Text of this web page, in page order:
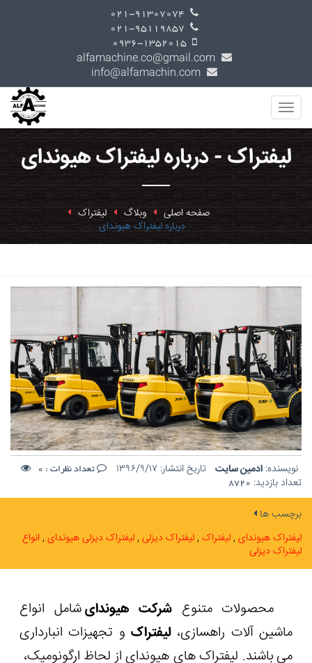
لیفتراک - درباره لیفتراک هیوندای
صفحه اصلی وبلاگ لیفتراک
درباره لیفتراک هیوندای
نویسنده: ادمین سایت تاریخ انتشار: ۱۳۹۶/۹/۱۷ تعداد نظرات : 0
تعداد بازدید: 8720
برچسب ها
لیفتراک هیوندای لیفتراک لیفتراک دیزلی لیفتراک دیزلی هیوندای انواع
لیفتراک دیزلی
محصولات متنوع شرکت هیوندایشامل انواع
ماشین آلات راهسازی، لیفتراک و تجهیزات انبارداری
می باشند. لیفتراک های هیوندای از لحاظ ارگونومیک،